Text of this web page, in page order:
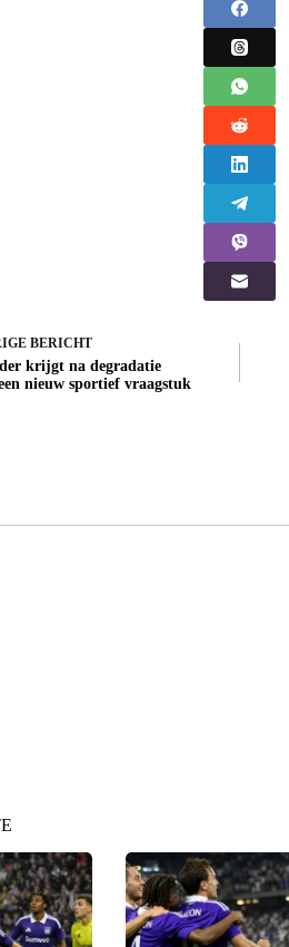
BERICHT
krijgt na degradatie
nieuw sportief vraagstuk